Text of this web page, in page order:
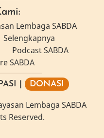
Lembaga SABDA
Selengkapnya
Podcast SABDA
SABDA
DONASI
Lembaga SABDA
Reserved.